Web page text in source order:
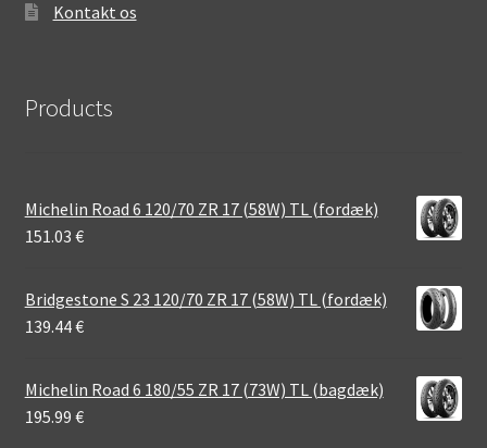
Kontakt os
Products
Michelin Road 6 120/70 ZR 17 (58W) TL (fordæk)
151.03 €
Bridgestone S 23 120/70 ZR 17 (58W) TL (fordæk)
139.44€
Michelin Road 6 180/55 ZR 17 (73W) TL (bagdæk)
195.99 €